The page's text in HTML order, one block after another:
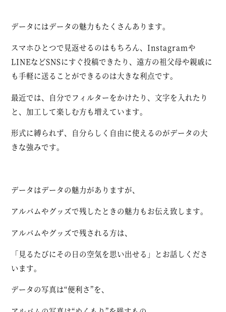
データにはデータの魅力もたくさんあります。
スマホひとつで見返せるのはもちろん、Instagramや
LINEなどSNSにすぐ投稿できたり、遠方の祖父母や親戚に
も手軽に送ることができるのは大きな利点です。
最近では、自分でフィルターをかけたり、文字を入れたり
と、加工して楽しむ方も増えています。
形式に縛られず、自分らしく自由に使えるのがデータの大
きな強みです。
データはデータの魅力がありますが、
アルバムやグッズで残したときの魅力もお伝え致します。
アルバムやグッズで残される方は、
「見るたびにその日の空気を思い出せる」とお話しくださ
います。
データの写真は“便利さ”を、